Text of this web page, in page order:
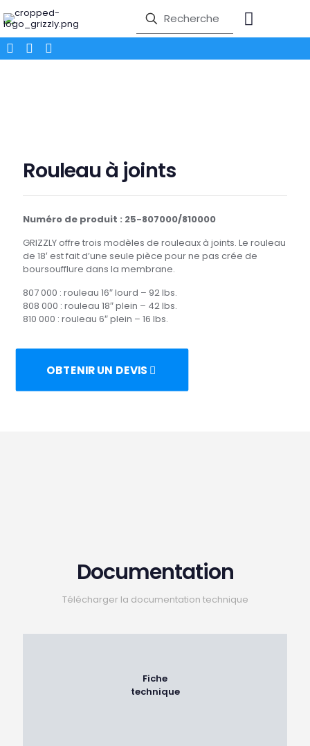
Rouleau à joints
Numéro de produit : 25-807000/810000
GRIZZLY offre trois modèles de rouleaux à joints. Le rouleau
de 18′ est fait d’une seule pièce pour ne pas crée de
boursoufflure dans la membrane.
807 000 : rouleau 16″ lourd – 92 lbs.
808 000 : rouleau 18″ plein – 42 lbs.
810 000 : rouleau 6″ plein – 16 lbs.
OBTENIR UN DEVIS
Documentation
Télécharger la documentation technique
Fiche
technique